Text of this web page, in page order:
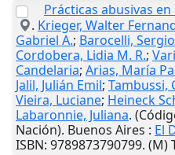
Prácticas abusivas
. Krieger, Walter
Gabriel A.; Barocelli,
Cordobera, Lidia M. R.;
Candelaria; Arias, María
Jalil, Julián Emil; Tambussi,
Vieira, Luciane; Heineck
Labaronnie, Juliana.
Nación). Buenos Aires : El
ISBN: 9789873790799. (M)